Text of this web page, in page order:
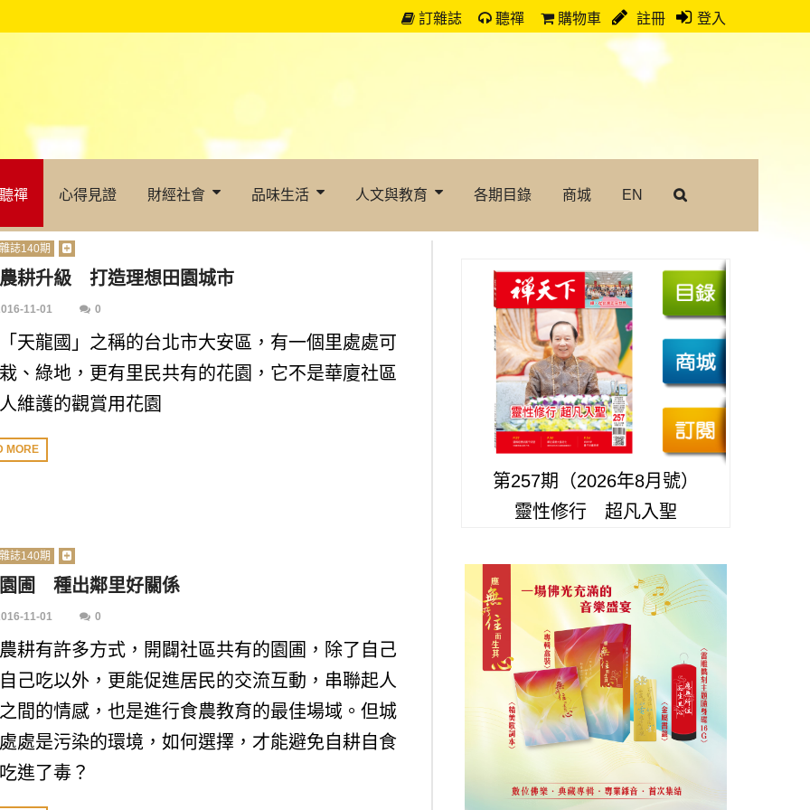
訂雜誌 聽禪 購物車 註冊 登入
聽禪 心得見證 財經社會 品味生活 人文與教育 各期目錄 商城 EN
誌140期
耕升級 打造理想田園城市
11-01 0
天龍國」之稱的台北市大安區，有一個里處處可
、綠地，更有里民共有的花園，它不是華廈社區
維護的觀賞用花園
MORE
誌140期
圃 種出鄰里好關係
11-01 0
耕有許多方式，開闢社區共有的園圃，除了自己
己吃以外，更能促進居民的交流互動，串聯起人
間的情感，也是進行食農教育的最佳場域。但城
處是污染的環境，如何選擇，才能避免自耕自食
進了毒？
第257期（2026年8月號）
靈性修行 超凡入聖